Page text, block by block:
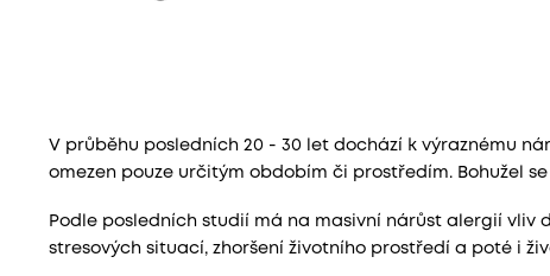
V průběhu posledních 20 - 30 let dochází k výraznému
omezen pouze určitým obdobím či prostředím. Bohužel
Podle posledních studií má na masivní nárůst alergií vliv
stresových situací, zhoršení životního prostředí a poté i